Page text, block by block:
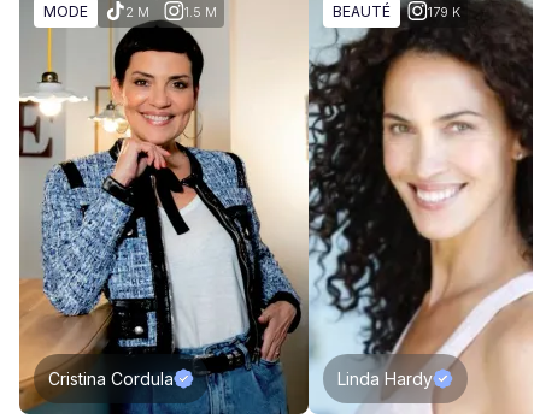
MODE 2 M 1.5 M
Cristina Cordula
BEAUTÉ 179 K
Linda Hardy